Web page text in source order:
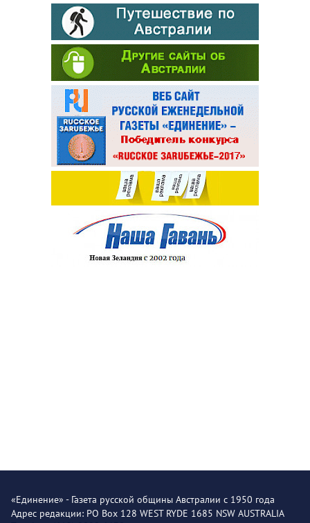
«Единение» - Газета русской общины Австралии с 1950 года
Адрес редакции: PO Box 128 WEST RYDE 1685 NSW AUSTRALIA